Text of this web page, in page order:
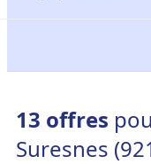
13 offres
Suresnes